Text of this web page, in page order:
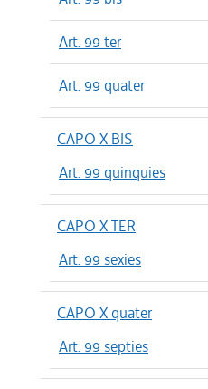
Art. 99 ter
Art. 99 quater
CAPO X BIS
Art. 99 quinquies
CAPO X TER
Art. 99 sexies
CAPO X quater
Art. 99 septies